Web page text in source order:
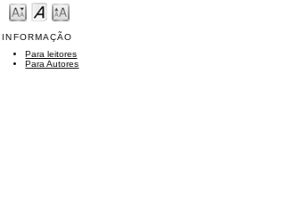
INFORMAÇÃO
Para leitores
Para Autores